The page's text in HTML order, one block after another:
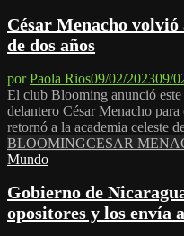
César Menacho volvió
de dos años
porPaola Rios09/02/202309/
El club Blooming anunció
delantero César Menacho
retornó a la academia celeste
BLOOMINGCESAR
Mundo
Gobierno de
opositores y los envía